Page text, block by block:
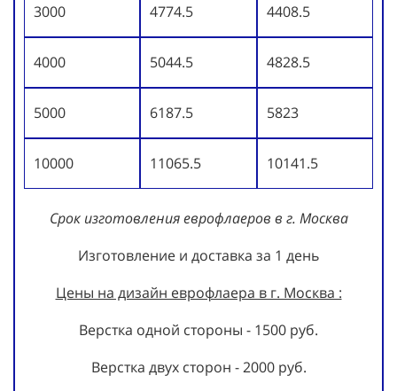
3000 4774.5 4408.5
4000 5044.5 4828.5
5000 6187.5 5823
10000 11065.5 10141.5
Срок изготовления еврофлаеров в г. Москва
Изготовление и доставка за 1 день
Цены на дизайн еврофлаера в г. Москва :
Верстка одной стороны - 1500 руб.
Верстка двух сторон - 2000 руб.